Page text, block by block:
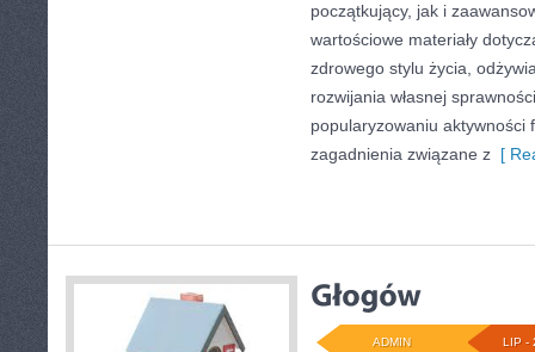
początkujący, jak i
wartościowe materiały
zdrowego stylu życia,
rozwijania własnej
popularyzowaniu aktywności
zagadnienia związane z [
LIP -
ADMIN